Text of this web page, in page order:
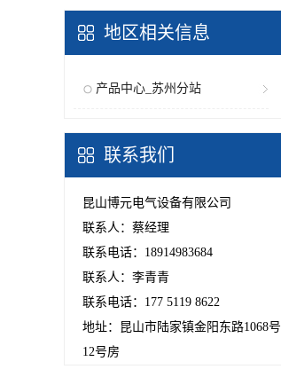
地区相关信息
产品中心_苏州分站
联系我们
昆山博元电气设备有限公司
联系人：蔡经理
联系电话：18914983684
联系人：李青青
联系电话：177 5119 8622
地址：昆山市陆家镇金阳东路1068号
12号房